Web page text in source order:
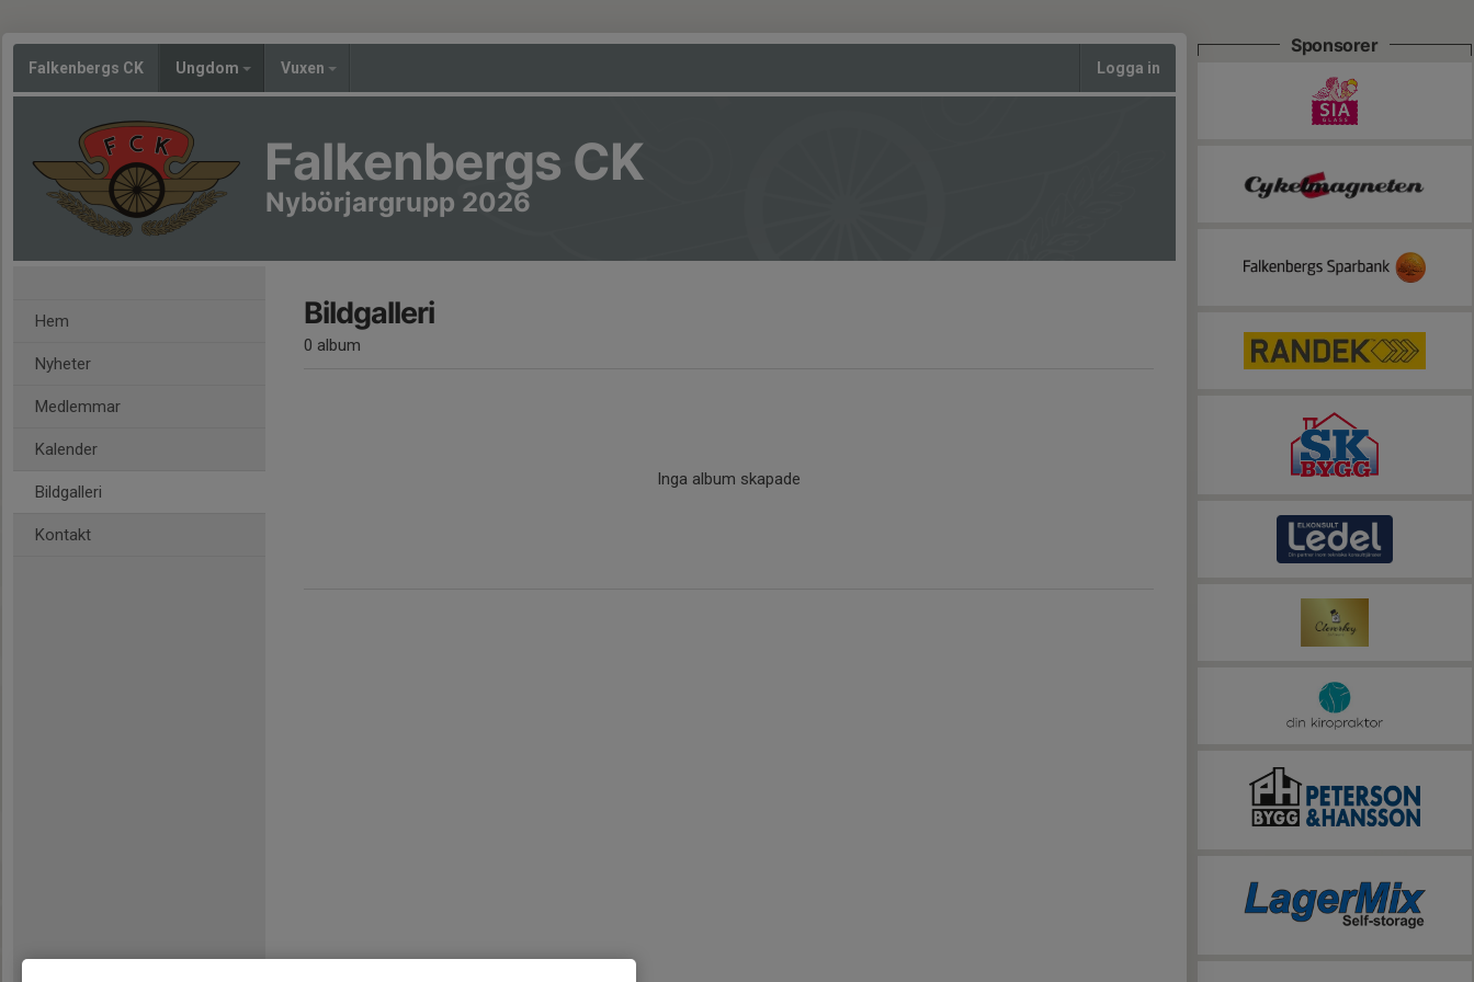
Falkenbergs CK Ungdom Vuxen Logga in
Falkenbergs CK
Nybörjargrupp 2026
Hem
Nyheter
Medlemmar
Kalender
Bildgalleri
Kontakt
Bildgalleri
0 album
Inga album skapade
Sponsorer